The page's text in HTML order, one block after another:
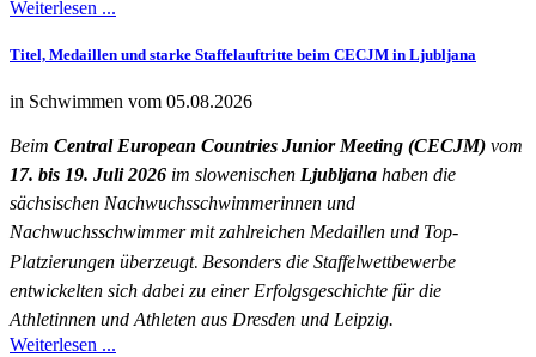
Weiterlesen ...
Titel, Medaillen und starke Staffelauftritte beim CECJM in Ljubljana
in Schwimmen vom 05.08.2026
Beim Central European Countries Junior Meeting (CECJM) vom
17. bis 19. Juli 2026 im slowenischen Ljubljana haben die
sächsischen Nachwuchsschwimmerinnen und
Nachwuchsschwimmer mit zahlreichen Medaillen und Top-
Platzierungen überzeugt. Besonders die Staffelwettbewerbe
entwickelten sich dabei zu einer Erfolgsgeschichte für die
Athletinnen und Athleten aus Dresden und Leipzig.
Weiterlesen ...